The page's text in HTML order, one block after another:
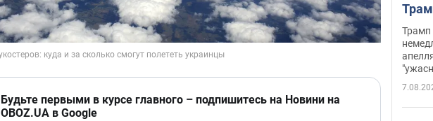
Будьте первыми в курсе главного – подпишитесь на Новини на
OBOZ.UA в Google
Трамп